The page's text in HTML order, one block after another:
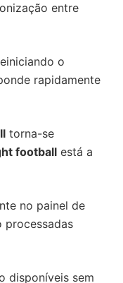
entre
o
rapidamente
torna-se
football está a
no painel de
processadas
disponíveis sem